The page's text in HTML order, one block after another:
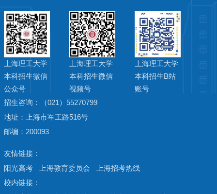
生，将发放
（三）本简
上海理工大学
本科招生微信
公众号
上海理工大学
本科招生微信
视频号
上海理工大学
本科招生B站
账号
招生咨询：（021）55270799
地址：上海市军工路516号
邮编：200093
阳光高考 上海教育委员会 上海招考热线